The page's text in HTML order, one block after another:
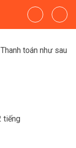
toán như sau
tiếng